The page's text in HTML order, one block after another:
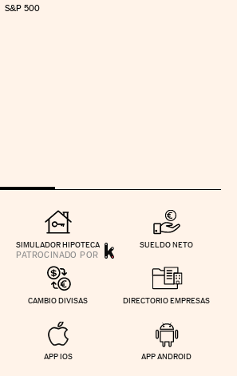
S&P 500
SIMULADOR HIPOTECA SUELDO NETO
CAMBIO DIVISAS DIRECTORIO EMPRESAS
APP IOS APP ANDROID